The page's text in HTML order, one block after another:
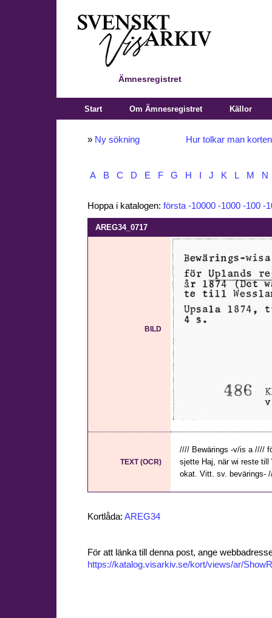
Ämnesregistret
Start Om Ämnesregistret Källor
» Ny sökning Hur tolkar man
A B C D E F G H J K L M N
Hoppa i katalogen: första -10000 -1000 -100 -
AREG34_0717
BILD
TEXT (OCR)
//// Bewärings -v/is a ////
sjette Haj, när wi reste
okat. Vitt. sv. bevärings-
Kortlåda: AREG34
För att länka till denna post, ange
https://katalog.visarkiv.se/kort/views/ar/